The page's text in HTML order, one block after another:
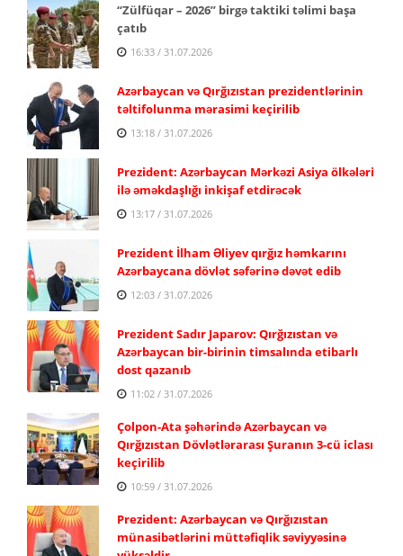
“Zülfüqar – 2026” birgə taktiki təlimi başa
çatıb
16:33 / 31.07.2026
Azərbaycan və Qırğızıstan prezidentlərinin
təltifolunma mərasimi keçirilib
13:18 / 31.07.2026
Prezident: Azərbaycan Mərkəzi Asiya ölkələri
ilə əməkdaşlığı inkişaf etdirəcək
13:17 / 31.07.2026
Prezident İlham Əliyev qırğız həmkarını
Azərbaycana dövlət səfərinə dəvət edib
12:03 / 31.07.2026
Prezident Sadır Japarov: Qırğızıstan və
Azərbaycan bir-birinin timsalında etibarlı
dost qazanıb
11:02 / 31.07.2026
Çolpon-Ata şəhərində Azərbaycan və
Qırğızıstan Dövlətlərarası Şuranın 3-cü iclası
keçirilib
10:59 / 31.07.2026
Prezident: Azərbaycan və Qırğızıstan
münasibətlərini müttəfiqlik səviyyəsinə